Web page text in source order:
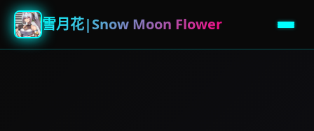
雪月花|Snow Moon Flower